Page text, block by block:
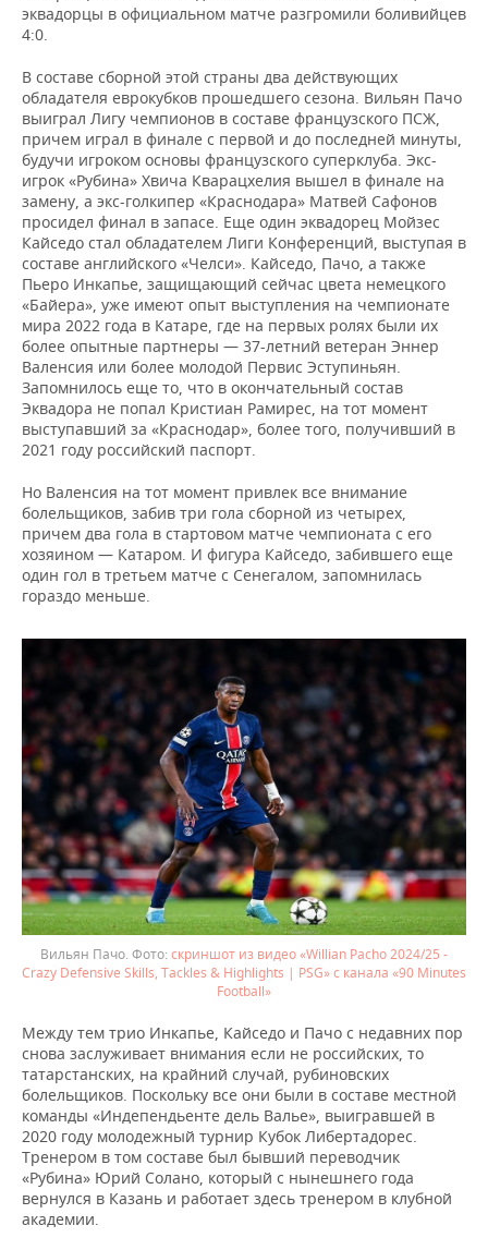
эквадорцы в официальном матче разгромили боливийцев
4:0.
В составе сборной этой страны два действующих
обладателя еврокубков прошедшего сезона. Вильян Пачо
выиграл Лигу чемпионов в составе французского ПСЖ,
причем играл в финале с первой и до последней минуты,
будучи игроком основы французского суперклуба. Экс-
игрок «Рубина» Хвича Кварацхелия вышел в финале на
замену, а экс-голкипер «Краснодара» Матвей Сафонов
просидел финал в запасе. Еще один эквадорец Мойзес
Кайседо стал обладателем Лиги Конференций, выступая в
составе английского «Челси». Кайседо, Пачо, а также
Пьеро Инкапье, защищающий сейчас цвета немецкого
«Байера», уже имеют опыт выступления на чемпионате
мира 2022 года в Катаре, где на первых ролях были их
более опытные партнеры — 37-летний ветеран Эннер
Валенсия или более молодой Первис Эступиньян.
Запомнилось еще то, что в окончательный состав
Эквадора не попал Кристиан Рамирес, на тот момент
выступавший за «Краснодар», более того, получивший в
2021 году российский паспорт.
Но Валенсия на тот момент привлек все внимание
болельщиков, забив три гола сборной из четырех,
причем два гола в стартовом матче чемпионата с его
хозяином — Катаром. И фигура Кайседо, забившего еще
один гол в третьем матче с Сенегалом, запомнилась
гораздо меньше.
Вильян Пачо.
скриншот из видео «Willian Pacho 2024/25 -
Crazy Defensive Skills, Tackles & Highlights | PSG» с канала «90 Minutes
Football»
Между тем трио Инкапье, Кайседо и Пачо с недавних пор
снова заслуживает внимания если не российских, то
татарстанских, на крайний случай, рубиновских
болельщиков. Поскольку все они были в составе местной
команды «Индепендьенте дель Валье», выигравшей в
2020 году молодежный турнир Кубок Либертадорес.
Тренером в том составе был бывший переводчик
«Рубина» Юрий Солано, который с нынешнего года
вернулся в Казань и работает здесь тренером в клубной
академии.